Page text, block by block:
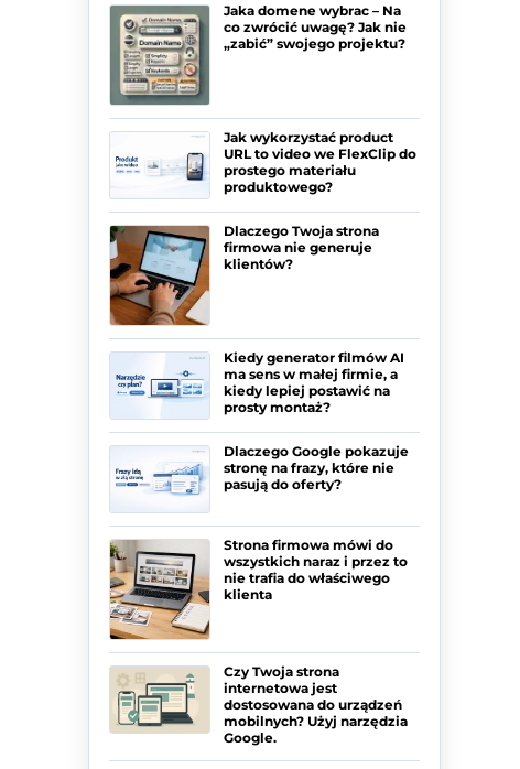
Jaka domene wybrac – Na
co zwrócić uwagę? Jak nie
„zabić” swojego projektu?
Jak wykorzystać product
URL to video we FlexClip do
prostego materiału
produktowego?
Dlaczego Twoja strona
firmowa nie generuje
klientów?
Kiedy generator filmów AI
ma sens w małej firmie, a
kiedy lepiej postawić na
prosty montaż?
Dlaczego Google pokazuje
stronę na frazy, które nie
pasują do oferty?
Strona firmowa mówi do
wszystkich naraz i przez to
nie trafia do właściwego
klienta
Czy Twoja strona
internetowa jest
dostosowana do urządzeń
mobilnych? Użyj narzędzia
Google.